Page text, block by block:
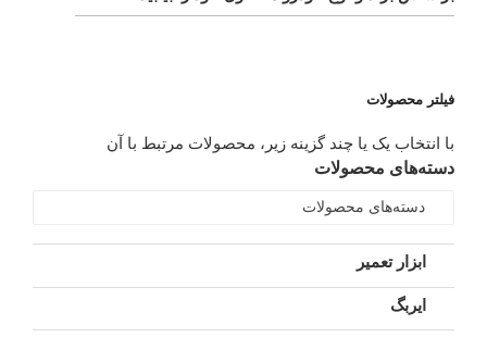
فیلتر محصولات
با انتخاب یک یا چند گزینه زیر، محصولات مرتبط با آن
دسته‌های محصولات
دسته‌های محصولات
ابزار تعمیر
ایربگ